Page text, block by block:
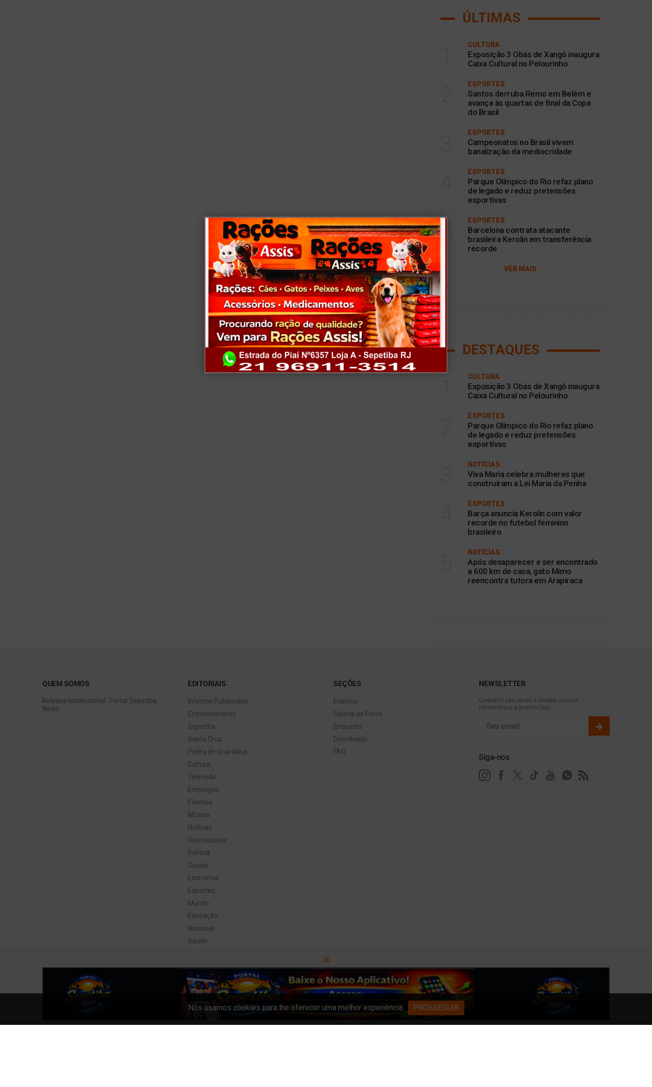
Nós usamos cookies para lhe oferecer uma melhor experiência. PROSSEGUIR
ÚLTIMAS
CULTURA
Exposição 3 Obás de Xangô inaugura
Caixa Cultural no Pelourinho
ESPORTES
Santos derruba Remo em Belém e
avança às quartas de final da Copa
do Brasil
ESPORTES
Campeonatos no Brasil vivem
banalização da mediocridade
ESPORTES
Parque Olímpico do Rio refaz plano
de legado e reduz pretensões
esportivas
5 ESPORTES
Barcelona contrata atacante
brasileira Kerolin em transferência
recorde
VER MAIS
DESTAQUES
CULTURA
Exposição 3 Obás de Xangô inaugura
Caixa Cultural no Pelourinho
ESPORTES
Parque Olímpico do Rio refaz plano
de legado e reduz pretensões
esportivas
NOTÍCIAS
Viva Maria celebra mulheres que
construíram a Lei Maria da Penha
ESPORTES
Barça anuncia Kerolin com valor
recorde no futebol feminino
brasileiro
NOTÍCIAS
Após desaparecer e ser encontrado
a 600 km de casa, gato Mimo
reencontra tutora em Arapiraca
QUEM SOMOS
Release Institucional- Portal Sepetiba
News
EDITORIAIS
Informe Publicitário
Entretenimento
Sepetiba
Santa Cruz
Pedra de Guaratiba
Cultura
Televisão
Empregos
Eventos
Música
Notícias
Diversidades
Política
Gospel
Economia
Esportes
Mundo
Educação
Nacional
Saúde
Religião
Você Reporter
SEÇÕES
Eventos
Galeria de Fotos
Enquetes
Downloads
FAQ
NEWSLETTER
Cadastre seu email e receba nossos
informativos e promocões .
Siga-nos
Todos os direitos reservados - Permitida a reprodução do conteúdo deste portal desde que autorizada.